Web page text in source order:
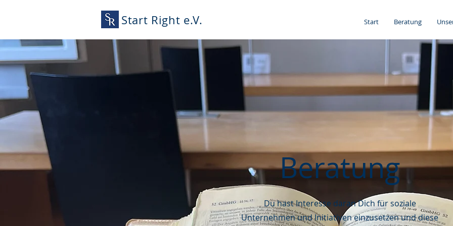
Start Right e.V. Start Beratung
Beratung
Du hast Interesse daran Dich für soziale
Unternehmen und Initiativen einzusetzen und diese